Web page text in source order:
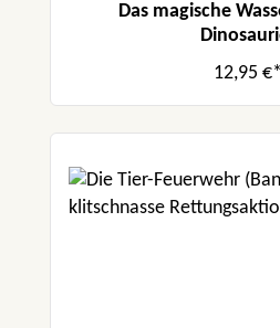
Das magische
12,95 €*